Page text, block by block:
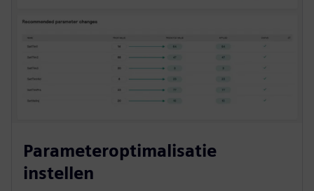
Parameteroptimalisatie
instellen